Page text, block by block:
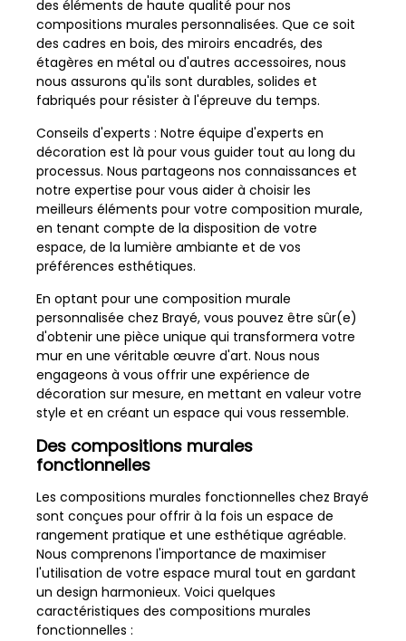
des éléments de haute qualité pour nos
compositions murales personnalisées. Que ce soit
des cadres en bois, des miroirs encadrés, des
étagères en métal ou d'autres accessoires, nous
nous assurons qu'ils sont durables, solides et
fabriqués pour résister à l'épreuve du temps.
Conseils d'experts : Notre équipe d'experts en
décoration est là pour vous guider tout au long du
processus. Nous partageons nos connaissances et
notre expertise pour vous aider à choisir les
meilleurs éléments pour votre composition murale,
en tenant compte de la disposition de votre
espace, de la lumière ambiante et de vos
préférences esthétiques.
En optant pour une composition murale
personnalisée chez Brayé, vous pouvez être sûr(e)
d'obtenir une pièce unique qui transformera votre
mur en une véritable œuvre d'art. Nous nous
engageons à vous offrir une expérience de
décoration sur mesure, en mettant en valeur votre
style et en créant un espace qui vous ressemble.
Des compositions murales
fonctionnelles
Les compositions murales fonctionnelles chez Brayé
sont conçues pour offrir à la fois un espace de
rangement pratique et une esthétique agréable.
Nous comprenons l'importance de maximiser
l'utilisation de votre espace mural tout en gardant
un design harmonieux. Voici quelques
caractéristiques des compositions murales
fonctionnelles :